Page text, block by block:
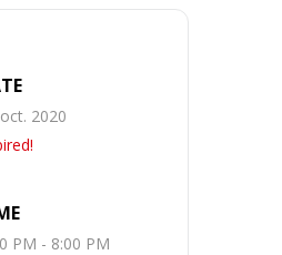
2020
PM - 8:00 PM